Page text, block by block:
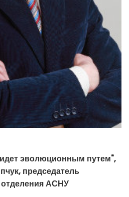
эволюционным путем",
председатель
отделения АСНУ